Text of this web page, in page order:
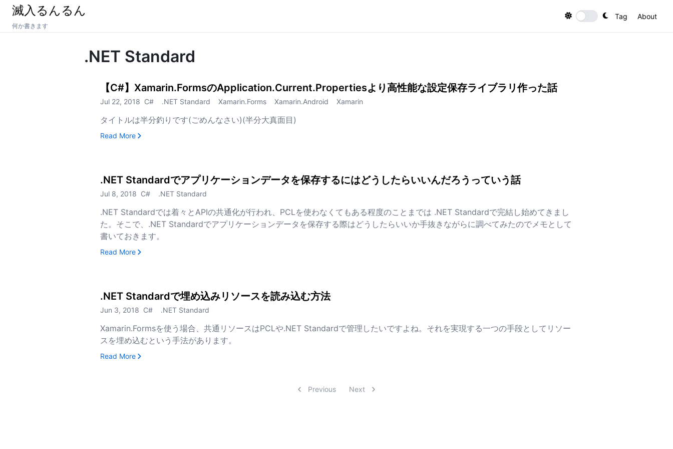
滅入るんるん
何か書きます
Toggle theme
Tag About
.NET Standard
【C#】Xamarin.FormsのApplication.Current.Propertiesより高性能な設定保存ライブラリ作った話
Jul 22, 2018 C# .NET Standard Xamarin.Forms Xamarin.Android Xamarin
タイトルは半分釣りです(ごめんなさい)(半分大真面目)
Read More, 【C#】Xamarin.FormsのApplication.Current.Propertiesより高性能な設定保存ライブラリ作った話
.NET Standardでアプリケーションデータを保存するにはどうしたらいいんだろうっていう話
Jul 8, 2018 C# .NET Standard
.NET Standardでは着々とAPIの共通化が行われ、PCLを使わなくてもある程度のことまでは .NET Standardで完結し始めてきまし
た。そこで、.NET Standardでアプリケーションデータを保存する際はどうしたらいいか手抜きながらに調べてみたのでメモとして
書いておきます。
Read More, .NET Standardでアプリケーションデータを保存するにはどうしたらいいんだろうっていう話
.NET Standardで埋め込みリソースを読み込む方法
Jun 3, 2018 C# .NET Standard
Xamarin.Formsを使う場合、共通リソースはPCLや.NET Standardで管理したいですよね。それを実現する一つの手段としてリソー
スを埋め込むという手法があります。
Read More, .NET Standardで埋め込みリソースを読み込む方法
Previous Next